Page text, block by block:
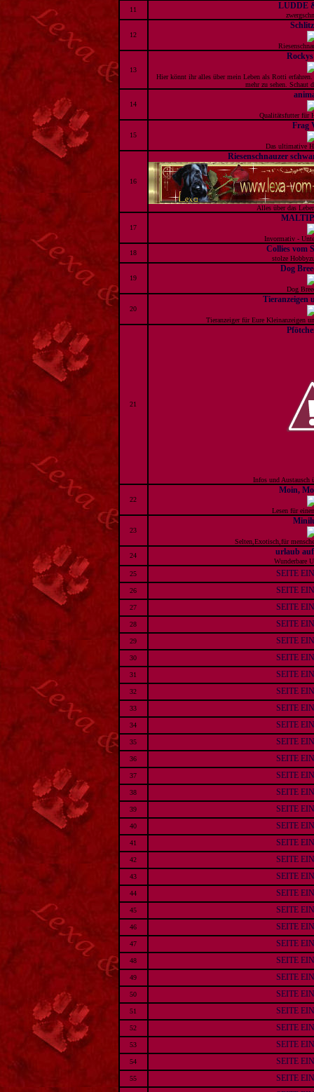
11
LUDDE
12
13
Hier könnt ihr alles über mein Leben als Rotti
mehr zu sehen. Schaut
14
Qualitätsfutter für
15
Frag
Das ultimative
16
Riesenschnauzer
Alles über das
17
Invormativ -
18
Collies vom
stolze
19
Dog
Dog
20
Tieranzeigen
Tieranzeiger für Eure Kleinanzeigen
21
Infos und Austausch
22
Moin,
Lesen für
23
Selten,Exotisch,für
24
urlaub
Wunderbare
25
SEITE
26 SEITE
27 SEITE
28 SEITE
29 SEITE
30 SEITE
31 SEITE
32 SEITE
33 SEITE
34 SEITE
35 SEITE
36 SEITE
37 SEITE
38 SEITE
39 SEITE
40 SEITE
41 SEITE
42 SEITE
43 SEITE
44 SEITE
45 SEITE
46 SEITE
47 SEITE
48 SEITE
49 SEITE
50 SEITE
51 SEITE
52 SEITE
53 SEITE
54 SEITE
55 SEITE